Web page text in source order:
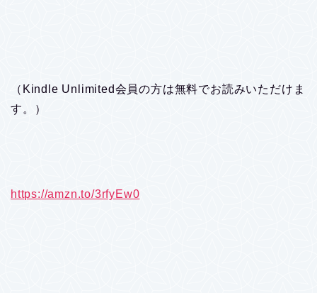
（Kindle Unlimited会員の方は無料でお読みいただけま
す。）
https://amzn.to/3rfyEw0